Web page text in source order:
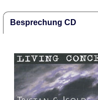
Besprechung CD